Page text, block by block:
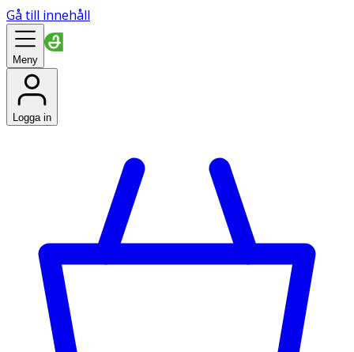
Gå till innehåll
Meny
Logga in